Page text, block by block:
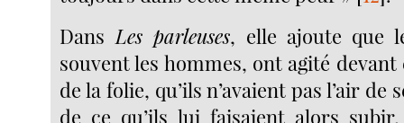
Dans Les parleuses, elle ajoute que
souvent les hommes, ont agité devant
de la folie, qu’ils n’avaient pas l’air
de ce qu’ils lui faisaient alors subir,